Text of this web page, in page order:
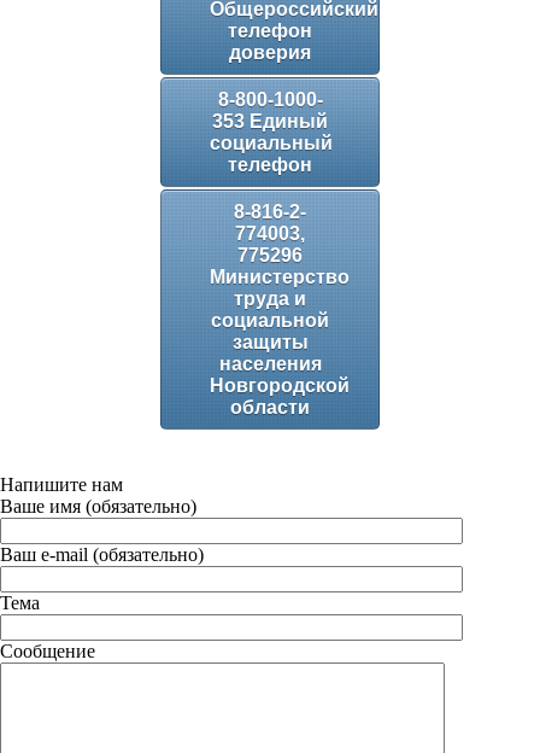
Общероссийский
телефон
доверия
8-800-1000-
353 Единый
социальный
телефон
8-816-2-
774003,
775296
Министерство
труда и
социальной
защиты
населения
Новгородской
области
Напишите нам
Ваше имя (обязательно)
Ваш e-mail (обязательно)
Тема
Сообщение